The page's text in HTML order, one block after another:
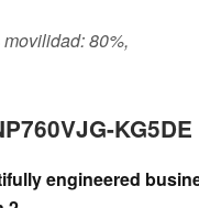
80%,
KG5DE
engineered